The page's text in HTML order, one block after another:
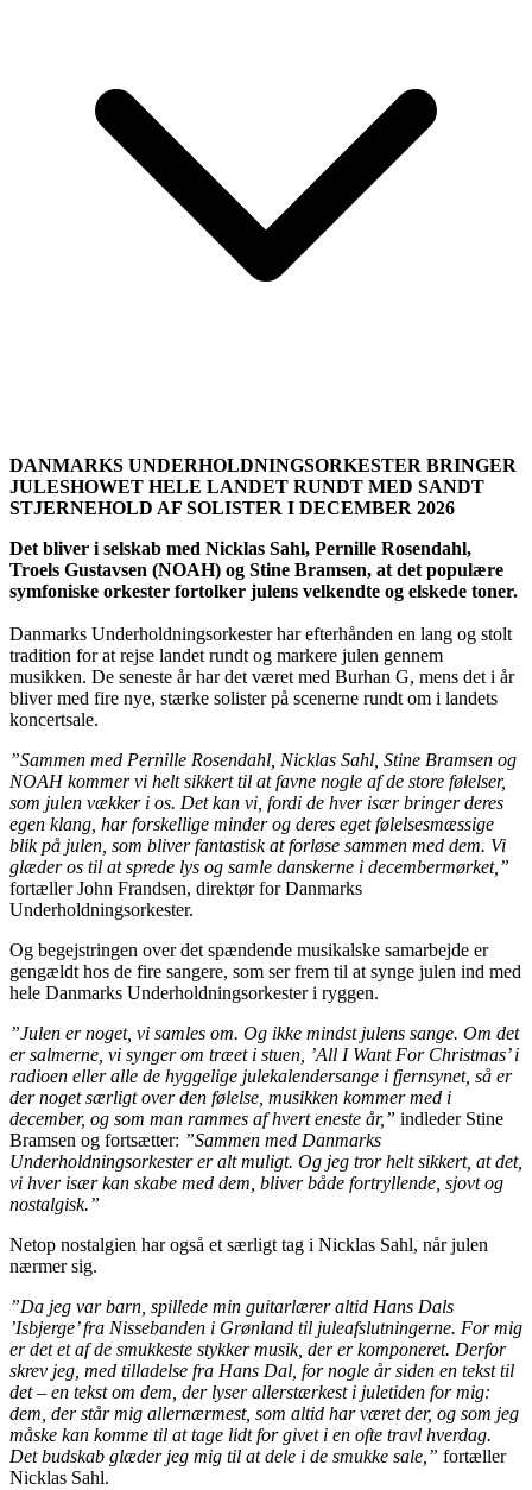
DANMARKS UNDERHOLDNINGSORKESTER BRINGER
JULESHOWET HELE LANDET RUNDT MED SANDT
STJERNEHOLD AF SOLISTER I DECEMBER 2026
Det bliver i selskab med Nicklas Sahl, Pernille Rosendahl,
Troels Gustavsen (NOAH) og Stine Bramsen, at det populære
symfoniske orkester fortolker julens velkendte og elskede toner.
Danmarks Underholdningsorkester har efterhånden en lang og stolt
tradition for at rejse landet rundt og markere julen gennem
musikken. De seneste år har det været med Burhan G, mens det i år
bliver med fire nye, stærke solister på scenerne rundt om i landets
koncertsale.
”Sammen med Pernille Rosendahl, Nicklas Sahl, Stine Bramsen og
NOAH kommer vi helt sikkert til at favne nogle af de store følelser,
som julen vækker i os. Det kan vi, fordi de hver især bringer deres
egen klang, har forskellige minder og deres eget følelsesmæssige
blik på julen, som bliver fantastisk at forløse sammen med dem. Vi
glæder os til at sprede lys og samle danskerne i decembermørket,”
fortæller John Frandsen, direktør for Danmarks
Underholdningsorkester.
Og begejstringen over det spændende musikalske samarbejde er
gengældt hos de fire sangere, som ser frem til at synge julen ind med
hele Danmarks Underholdningsorkester i ryggen.
”Julen er noget, vi samles om. Og ikke mindst julens sange. Om det
er salmerne, vi synger om træet i stuen, ’All I Want For Christmas’ i
radioen eller alle de hyggelige julekalendersange i fjernsynet, så er
der noget særligt over den følelse, musikken kommer med i
december, og som man rammes af hvert eneste år,” indleder Stine
Bramsen og fortsætter: ”Sammen med Danmarks
Underholdningsorkester er alt muligt. Og jeg tror helt sikkert, at det,
vi hver især kan skabe med dem, bliver både fortryllende, sjovt og
nostalgisk.”
Netop nostalgien har også et særligt tag i Nicklas Sahl, når julen
nærmer sig.
”Da jeg var barn, spillede min guitarlærer altid Hans Dals
’Isbjerge’ fra Nissebanden i Grønland til juleafslutningerne. For mig
er det et af de smukkeste stykker musik, der er komponeret. Derfor
skrev jeg, med tilladelse fra Hans Dal, for nogle år siden en tekst til
det – en tekst om dem, der lyser allerstærkest i juletiden for mig:
dem, der står mig allernærmest, som altid har været der, og som jeg
måske kan komme til at tage lidt for givet i en ofte travl hverdag.
Det budskab glæder jeg mig til at dele i de smukke sale,” fortæller
Nicklas Sahl.